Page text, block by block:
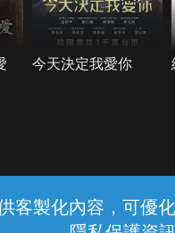
客製化內容，可優
今天決定我愛你